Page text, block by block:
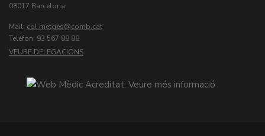
08017 Barcelona
Mail: col.metges
Teléfon: 93 567 88 88
VEURE DELEGACIONS